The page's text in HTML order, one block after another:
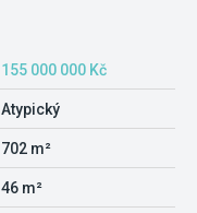
155 000 000 Kč
Atypický
702 m²
46 m²